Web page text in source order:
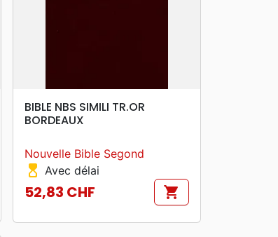
searchAPERÇU RAPIDE
BIBLE NBS SIMILI TR.OR
BORDEAUX
Nouvelle Bible Segond
hourglass_top Avec délai
Prix
52,83 CHF shopping_cart